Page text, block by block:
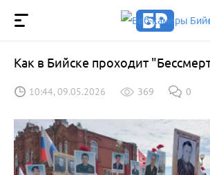
Как в Бийске проходит
10:44, 09.05.2026 369 0